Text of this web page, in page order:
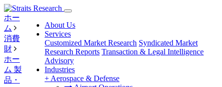
About Us
Services
Customized Market Research Syndicated Market
Research Reports Transaction & Legal Intelligence
Advisory
Industries
+ Aerospace & Defense
ホー
ム
消費
財
ホー
ム 製
品・